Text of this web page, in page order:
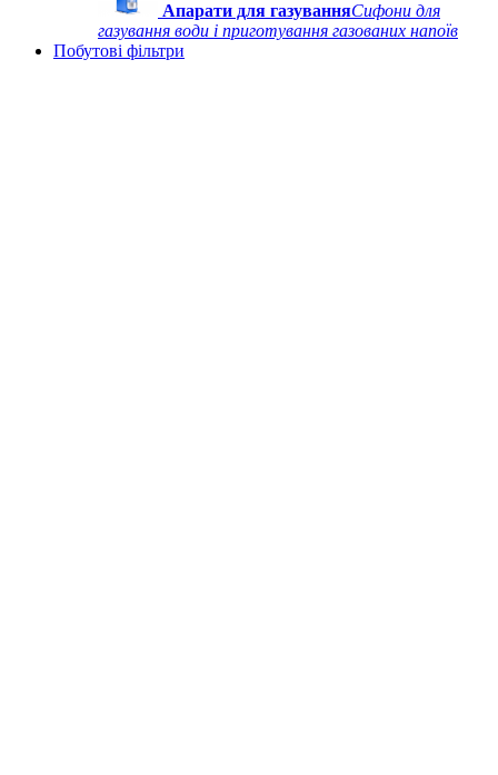
Апарати для газуванняСифони для
газування води і приготування газованих напоїв
Побутові фільтри